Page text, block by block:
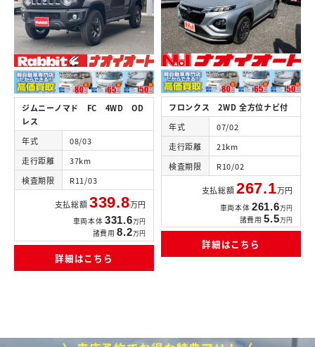
ジムニーノマド FC 4WD OD
レス
年式
08/03
走行距離
37km
検査期限
R11/03
支払総額339.8万円
車両本体 331.6万円
諸費用 8.2万円
詳細はこちら
フロンクス 2WD 全方位ナビ付
年式
07/02
走行距離
21km
検査期限
R10/02
支払総額267.1万円
車両本体 261.6万円
諸費用 5.5万円
詳細はこちら